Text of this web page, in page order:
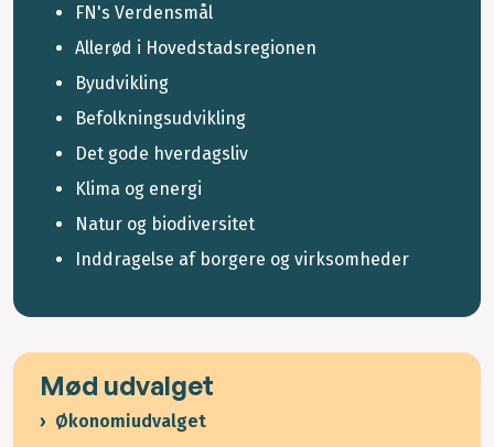
FN's Verdensmål
Allerød i Hovedstadsregionen
Byudvikling
Befolkningsudvikling
Det gode hverdagsliv
Klima og energi
Natur og biodiversitet
Inddragelse af borgere og virksomheder
Mød udvalget
Økonomiudvalget